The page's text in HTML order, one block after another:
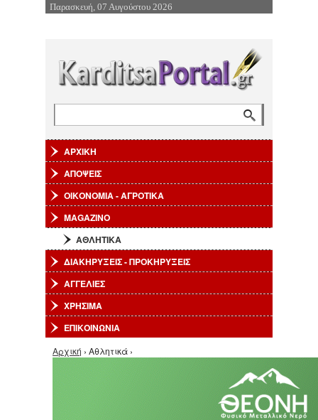
Επιστροφή στην Πλοήγηση
Παρασκευή, 07 Αυγούστου 2026
Φόρμα αναζήτησης
ΑΡΧΙΚΗ
ΑΠΟΨΕΙΣ
ΟΙΚΟΝΟΜΙΑ - ΑΓΡΟΤΙΚΑ
MAGAZINO
ΑΘΛΗΤΙΚΑ
ΔΙΑΚΗΡΥΞΕΙΣ - ΠΡΟΚΗΡΥΞΕΙΣ
ΑΓΓΕΛΙΕΣ
ΧΡΗΣΙΜΑ
ΕΠΙΚΟΙΝΩΝΙΑ
Είστε εδώ
Αρχική › Αθλητικά ›